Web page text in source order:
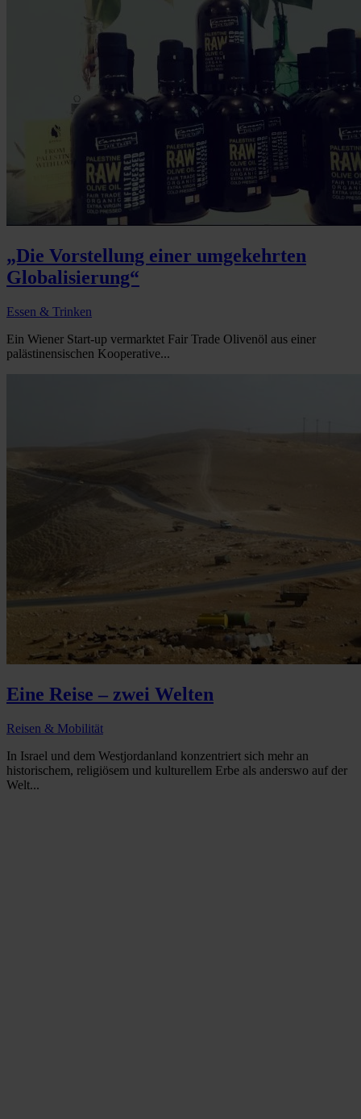
„Die Vorstellung einer umgekehrten
Globalisierung“
Essen & Trinken
Ein Wiener Start-up vermarktet Fair Trade Olivenöl aus einer
palästinensischen Kooperative...
Eine Reise – zwei Welten
Reisen & Mobilität
In Israel und dem Westjordanland konzentriert sich mehr an
historischem, religiösem und kulturellem Erbe als anderswo auf der
Welt...